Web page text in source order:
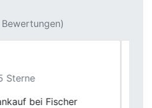
5 Sterne
bei Fischer